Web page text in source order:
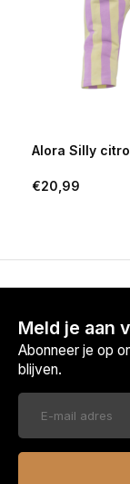
Alora Silly
€20,99
Meld je aan
Abonneer je op
blijven.